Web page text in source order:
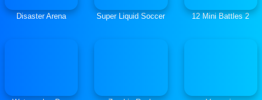
Disaster Arena Super Liquid Soccer 12 Mini Battles 2